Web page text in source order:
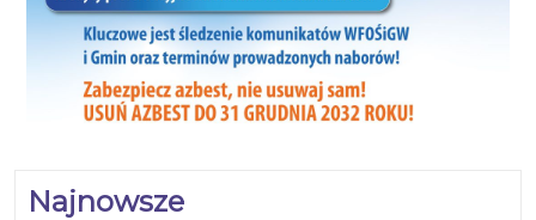
Najnowsze